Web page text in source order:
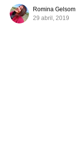
Romina Gelsom
29 abril, 2019